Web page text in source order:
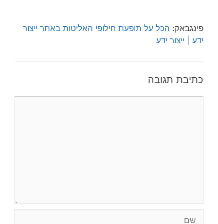
פינגבאק: הכל על תופעת חילופי האליטות באתר ייצור
ידע | ייצור ידע
כתיבת תגובה